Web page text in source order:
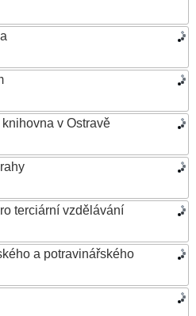
v Ostravě
terciární vzdělávání
a potravinářského